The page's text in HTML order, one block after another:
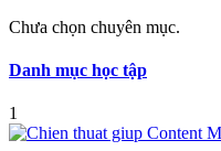
Chưa chọn chuyên mục.
Danh mục học tập
1